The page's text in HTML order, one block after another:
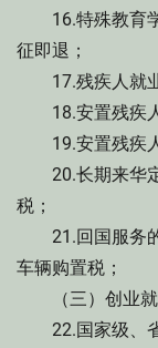
16.特殊教育学
征即退；
17.残疾人就业
18.安置残疾人
19.安置残疾人
20.长期来华定
税；
21.回国服务的
车辆购置税；
（三）创业就
22.国家级、省